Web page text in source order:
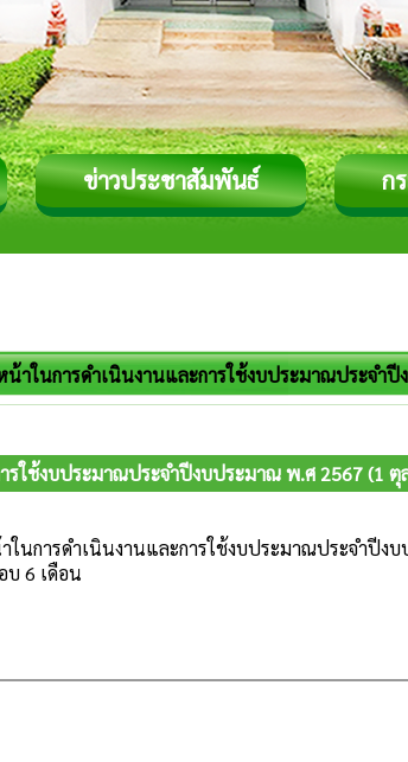
ข่าวประชาสัมพันธ์ ก
าในการดำเนินงานและการใช้งบประมาณประจำ
รใช้งบประมาณประจำปีงบประมาณ พ.ศ 2567 (1
ในการดำเนินงานและการใช้งบประมาณประจำปีง
บ 6 เดือน